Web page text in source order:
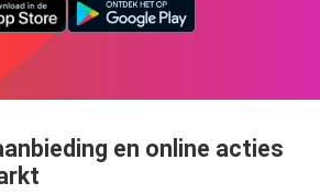
en online acties